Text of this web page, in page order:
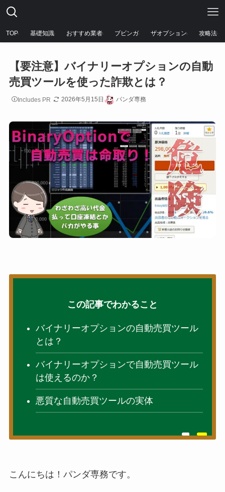
TOP 基礎知識 おすすめ業者 ブビンガ ザオプション 攻略法
【要注意】バイナリーオプションの自動
売買ツールを使った詐欺とは？
Includes PR 2026年5月15日 パンダ専務
この記事でわかること
バイナリーオプションの自動売買ツール
とは？
バイナリーオプションで自動売買ツール
は使えるのか？
悪質な自動売買ツールの実体
こんにちは！パンダ専務です。